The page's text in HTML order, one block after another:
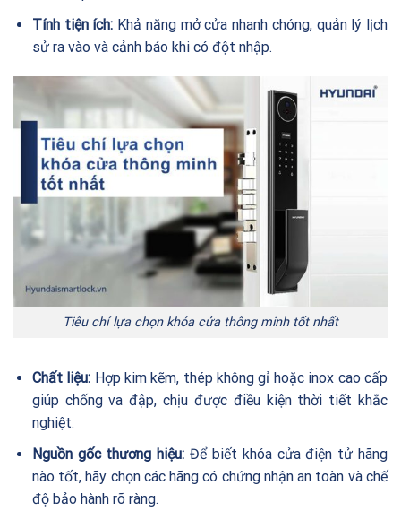
Tính tiện ích: Khả năng mở cửa nhanh chóng, quản lý lịch
sử ra vào và cảnh báo khi có đột nhập.
Tiêu chí lựa chọn khóa cửa thông minh tốt nhất
Chất liệu: Hợp kim kẽm, thép không gỉ hoặc inox cao cấp
giúp chống va đập, chịu được điều kiện thời tiết khắc
nghiệt.
Nguồn gốc thương hiệu: Để biết khóa cửa điện tử hãng
nào tốt, hãy chọn các hãng có chứng nhận an toàn và chế
độ bảo hành rõ ràng.